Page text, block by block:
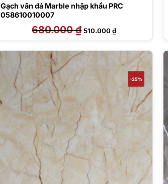
Gạch vân đá Marble nhập khẩu PRC
058610010007
680.000₫ Giá
gốc
là:
510.000₫Giá
hiện
tại
510.000 ₫.
-25%